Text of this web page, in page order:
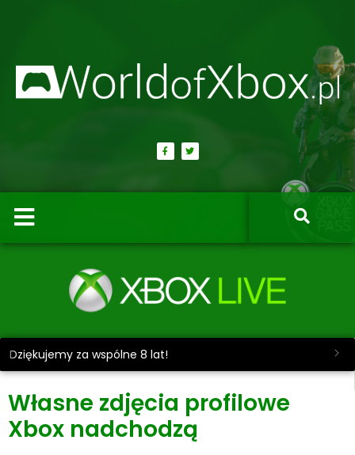
Dziękujemy za wspólne 8 lat!
Własne zdjęcia profilowe
Xbox nadchodzą